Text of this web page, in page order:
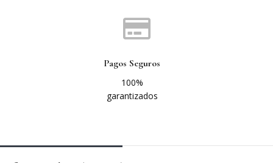
Pagos Seguros
100%
garantizados